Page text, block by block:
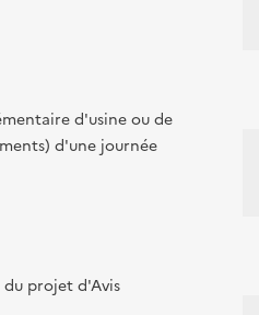
d'usine ou de
d'une journée
projet d'Avis